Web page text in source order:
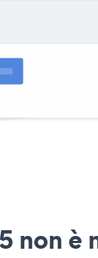
non è